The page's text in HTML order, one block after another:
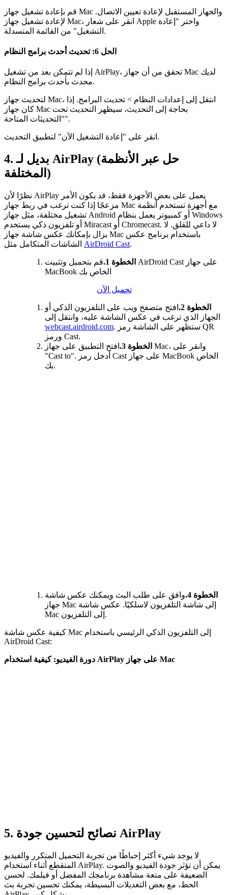
قم بإعادة تشغيل جهاز Mac والجهاز المستقبل لإعادة تعيين الاتصال.
لإعادة تشغيل جهاز Mac، انقر على شعار Apple واختر "إعادة
التشغيل" من القائمة المنسدلة.
الحل 6: تحديث أحدث برامج النظام
إذا لم تتمكن بعد من تشغيل AirPlay، تحقق من أن جهاز Mac لديك
محدث بأحدث برامج النظام.
لتحديث جهاز Mac، انتقل إلى إعدادات النظام > تحديث البرامج. إذا
كان جهاز Mac بحاجة إلى التحديث، سيظهر التحديث تحت
"التحديثات المتاحة".
انقر على "إعادة التشغيل الآن" لتطبيق التحديث.
4. بديل لـ AirPlay (حل عبر الأنظمة
المختلفة)
نظرًا لأن AirPlay يعمل على بعض الأجهزة فقط، قد يكون الأمر
مزعجًا إذا كنت ترغب في ربط جهاز Mac مع أجهزة تستخدم أنظمة
تشغيل مختلفة، مثل جهاز Android أو كمبيوتر يعمل بنظام Windows
أو تلفزيون ذكي يستخدم Miracast أو Chromecast. لا داعي للقلق. لا
يزال بإمكانك عكس شاشة جهاز Mac باستخدام برنامج عكس
AirDroid Cast.
الخطوة 1.
قم بتحميل وتثبيت AirDroid Cast على جهاز
MacBook الخاص بك
تحميل الآن
الخطوة 2.
افتح متصفح ويب على التلفزيون الذكي أو
الجهاز الذي ترغب في عكس الشاشة عليه، وانتقل إلى
webcast.airdroid.com. ستظهر على الشاشة رمز QR
ورمز Cast.
الخطوة 3.
افتح التطبيق على جهاز Mac، وانقر على
"Cast to". أدخل رمز Cast على جهاز MacBook الخاص
بك.
الخطوة 4.
وافق على طلب البث ويمكنك عكس شاشة
جهاز Mac إلى شاشة التلفزيون لاسلكيًا. عكس شاشة
Mac إلى التلفزيون.
كيفية عكس شاشة Mac إلى التلفزيون الذكي الرئيسي باستخدام
AirDroid Cast:
دورة الفيديو: كيفية استخدام AirPlay على جهاز Mac
5. نصائح لتحسين جودة AirPlay
لا يوجد شيء أكثر إحباطًا من تجربة التحميل المتكرر والفيديو
المتقطع أثناء استخدام AirPlay. يمكن أن تؤثر جودة الفيديو والصوت
الضعيفة على متعة مشاهدة برنامجك المفضل أو فيلمك. لحسن
الحظ، مع بعض التعديلات البسيطة، يمكنك تحسين تجربة بث